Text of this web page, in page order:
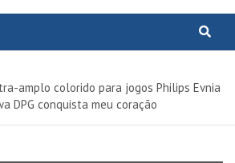
de TV,
amplo colorido para jogos Philips Evnia
DPG conquista meu coração